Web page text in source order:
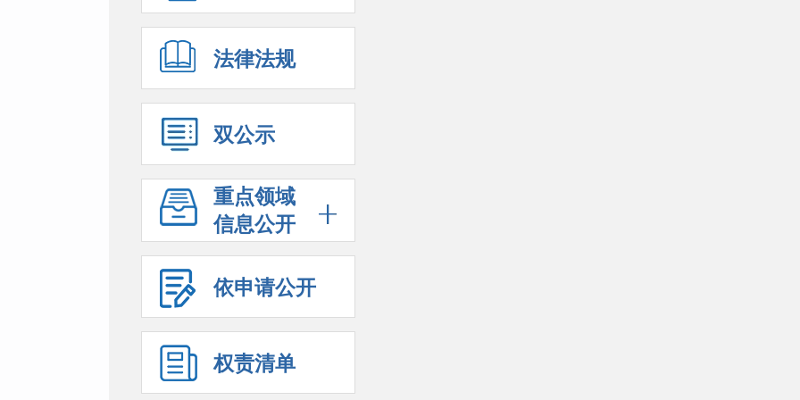
法律法规
双公示
重点领域
信息公开
依申请公开
权责清单